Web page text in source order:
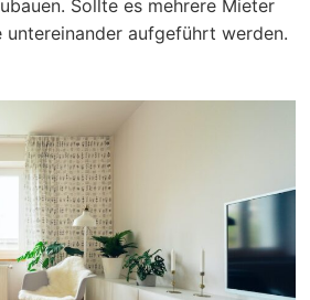
Sollte es mehrere Mieter
untereinander aufgeführt werden.